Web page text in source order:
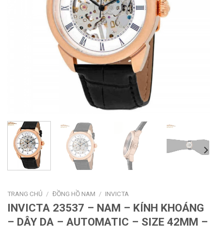
TRANG CHỦ / ĐỒNG HỒ NAM / INVICTA
INVICTA 23537 – NAM – KÍNH KHOÁNG
– DÂY DA – AUTOMATIC – SIZE 42MM –